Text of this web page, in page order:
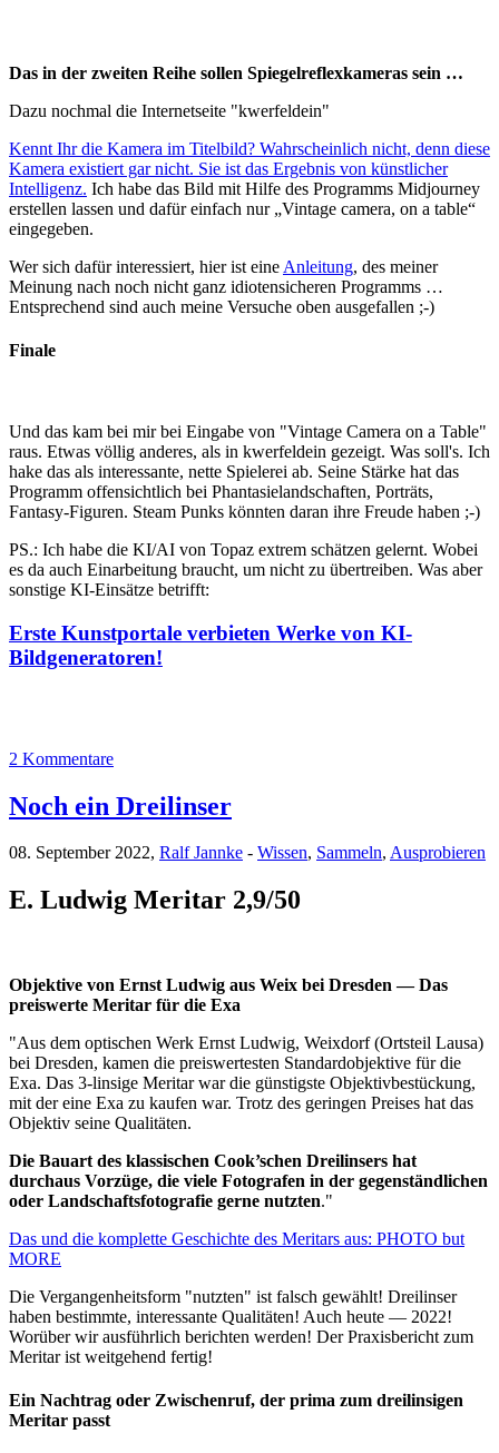
Das in der zweiten Reihe sollen Spiegelreflexkameras sein …
Dazu nochmal die Internetseite "kwerfeldein"
Kennt Ihr die Kamera im Titelbild? Wahrscheinlich nicht, denn diese
Kamera existiert gar nicht. Sie ist das Ergebnis von künstlicher
Intelligenz. Ich habe das Bild mit Hilfe des Programms Midjourney
erstellen lassen und dafür einfach nur „Vintage camera, on a table“
eingegeben.
Wer sich dafür interessiert, hier ist eine Anleitung, des meiner
Meinung nach noch nicht ganz idiotensicheren Programms …
Entsprechend sind auch meine Versuche oben ausgefallen ;-)
Finale
Und das kam bei mir bei Eingabe von "Vintage Camera on a Table"
raus. Etwas völlig anderes, als in kwerfeldein gezeigt. Was soll's. Ich
hake das als interessante, nette Spielerei ab. Seine Stärke hat das
Programm offensichtlich bei Phantasielandschaften, Porträts,
Fantasy-Figuren. Steam Punks könnten daran ihre Freude haben ;-)
PS.: Ich habe die KI/AI von Topaz extrem schätzen gelernt. Wobei
es da auch Einarbeitung braucht, um nicht zu übertreiben. Was aber
sonstige KI-Einsätze betrifft:
Erste Kunstportale verbieten Werke von KI-
Bildgeneratoren!
2 Kommentare
Noch ein Dreilinser
08. September 2022, Ralf Jannke - Wissen, Sammeln, Ausprobieren
E. Ludwig Meritar 2,9/50
Objektive von Ernst Ludwig aus Weix bei Dresden — Das
preiswerte Meritar für die Exa
"Aus dem optischen Werk Ernst Ludwig, Weixdorf (Ortsteil Lausa)
bei Dresden, kamen die preiswertesten Standardobjektive für die
Exa. Das 3-linsige Meritar war die günstigste Objektivbestückung,
mit der eine Exa zu kaufen war. Trotz des geringen Preises hat das
Objektiv seine Qualitäten.
Die Bauart des klassischen Cook’schen Dreilinsers hat
durchaus Vorzüge, die viele Fotografen in der gegenständlichen
oder Landschaftsfotografie gerne nutzten."
Das und die komplette Geschichte des Meritars aus: PHOTO but
MORE
Die Vergangenheitsform "nutzten" ist falsch gewählt! Dreilinser
haben bestimmte, interessante Qualitäten! Auch heute — 2022!
Worüber wir ausführlich berichten werden! Der Praxisbericht zum
Meritar ist weitgehend fertig!
Ein Nachtrag oder Zwischenruf, der prima zum dreilinsigen
Meritar passt